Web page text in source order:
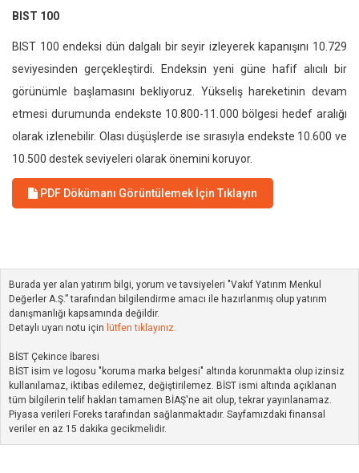
BIST 100
BIST 100 endeksi dün dalgalı bir seyir izleyerek kapanışını 10.729
seviyesinden gerçekleştirdi. Endeksin yeni güne hafif alıcılı bir
görünümle başlamasını bekliyoruz. Yükseliş hareketinin devam
etmesi durumunda endekste 10.800-11.000 bölgesi hedef aralığı
olarak izlenebilir. Olası düşüşlerde ise sırasıyla endekste 10.600 ve
10.500 destek seviyeleri olarak önemini koruyor.
PDF Dökümanı Görüntülemek İçin Tıklayın
Burada yer alan yatırım bilgi, yorum ve tavsiyeleri "Vakıf Yatırım Menkul
Değerler A.Ş.” tarafından bilgilendirme amacı ile hazırlanmış olup yatırım
danışmanlığı kapsamında değildir.
Detaylı uyarı notu için lütfen tıklayınız.
BİST Çekince İbaresi
BİST isim ve logosu "koruma marka belgesi" altında korunmakta olup izinsiz
kullanılamaz, iktibas edilemez, değiştirilemez. BİST ismi altında açıklanan
tüm bilgilerin telif hakları tamamen BİAŞ'ne ait olup, tekrar yayınlanamaz.
Piyasa verileri Foreks tarafından sağlanmaktadır. Sayfamızdaki finansal
veriler en az 15 dakika gecikmelidir.